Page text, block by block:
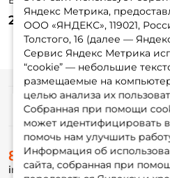
4,5гр. 51гр. Fast /
ZERCS-652SUL
29 690 ₽
Bellezza UX
24GBELUS-
T 0.5-5гр
29 050 ₽
Яндекс Метрика,
ООО «ЯНДЕКС», 119021,
Толстого, 16 (далее —
Сервис Яндекс Метрика
“cookie” — небольшие
размещаемые на
целью анализа их
Собранная при помощи
может идентифицировать
помочь нам улучшить
Информация об
сайта, собранная при
О
8 (495) 532-77-88
info@foxfishing.ru